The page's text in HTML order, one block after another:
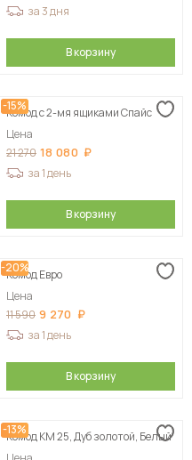
за 3 дня
В корзину
-15%
Комод с 2-мя ящиками Спайс
Цена
21 270 18 080
за 1 день
В корзину
-20%
Комод Евро
Цена
11 590 9 270
за 1 день
В корзину
-13%
Комод КМ 25, Дуб золотой, Белый